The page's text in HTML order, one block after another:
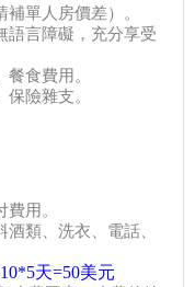
單人房價差）。
語言障礙，充分享受
食費用。
險雜支。
用。
類、洗衣、電話、
天=50美元